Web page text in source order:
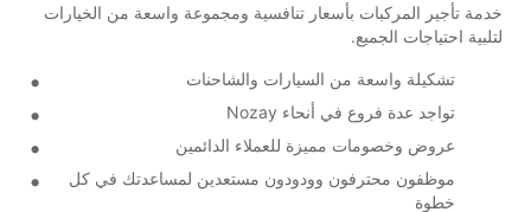
خدمة تأجير المركبات بأسعار تنافسية ومجموعة واسعة من الخيارات
لتلبية احتياجات الجميع.
تشكيلة واسعة من السيارات والشاحنات
تواجد عدة فروع في أنحاء Nozay
عروض وخصومات مميزة للعملاء الدائمين
موظفون محترفون وودودون مستعدين لمساعدتك في كل
خطوة